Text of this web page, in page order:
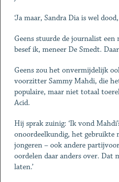
‘Ja maar, Sandra Dia is wel dood,
Geens stuurde de journalist een
besef ik, meneer De Smedt.
Geens zou het onvermijdelijk
voorzitter Sammy Mahdi, die
populaire, maar niet totaal
Acid.
Hij sprak zuinig: ‘Ik vond
onoordeelkundig, het gebruikte
jongeren – ook andere
oordelen daar anders over. Dat
laten.’